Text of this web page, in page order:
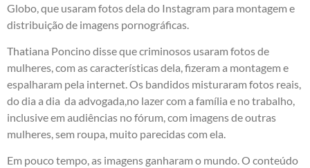
Globo, que usaram fotos dela do Instagram para montagem e
distribuição de imagens pornográficas.
Thatiana Poncino disse que criminosos usaram fotos de
mulheres, com as características dela, fizeram a montagem e
espalharam pela internet. Os bandidos misturaram fotos reais,
do dia a dia da advogada,no lazer com a família e no trabalho,
inclusive em audiências no fórum, com imagens de outras
mulheres, sem roupa, muito parecidas com ela.
Em pouco tempo, as imagens ganharam o mundo. O conteúdo